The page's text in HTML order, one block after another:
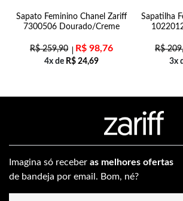
Sapato Feminino Chanel Zariff
7300506 Dourado/Creme
R$259,90 R$ 98,76
4x de R$ 24,69
Sapatilha
R$
3x
Imagina só receber as melhores ofertas
de bandeja por email. Bom, né?